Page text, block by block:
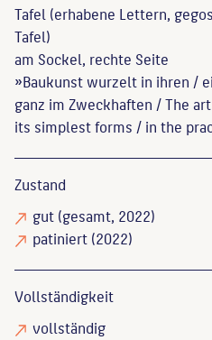
Tafel (erhabene Lettern,
Tafel)
am Sockel, rechte Seite
»Baukunst wurzelt in ihren /
ganz im Zweckhaften / The
its simplest forms / in the
Zustand
gut(gesamt, 2022)
patiniert(2022)
Vollständigkeit
vollständig